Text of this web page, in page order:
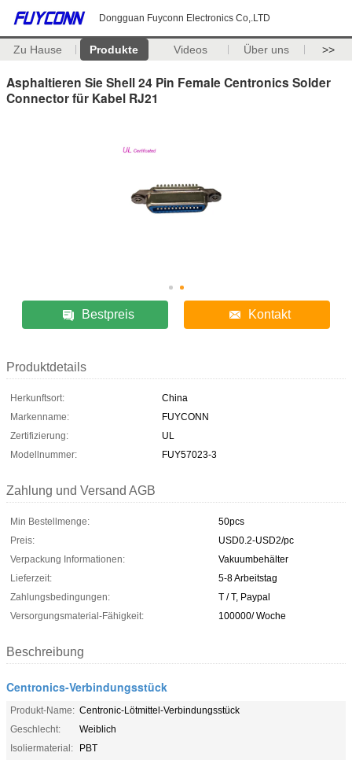
Dongguan Fuyconn Electronics Co,.LTD
Zu Hause Produkte Videos Über uns >>
Asphaltieren Sie Shell 24 Pin Female Centronics Solder
Connector für Kabel RJ21
Bestpreis Kontakt
Produktdetails
Herkunftsort:
China
Markenname:
FUYCONN
Zertifizierung:
UL
Modellnummer:
FUY57023-3
Zahlung und Versand AGB
Min Bestellmenge:
50pcs
Preis:
USD0.2-USD2/pc
Verpackung Informationen:
Vakuumbehälter
Lieferzeit:
5-8 Arbeitstag
Zahlungsbedingungen:
T / T, Paypal
Versorgungsmaterial-Fähigkeit:
100000/ Woche
Beschreibung
Centronics-Verbindungsstück
Produkt-Name: Centronic-Lötmittel-Verbindungsstück
Geschlecht:
Weiblich
Isoliermaterial:
PBT